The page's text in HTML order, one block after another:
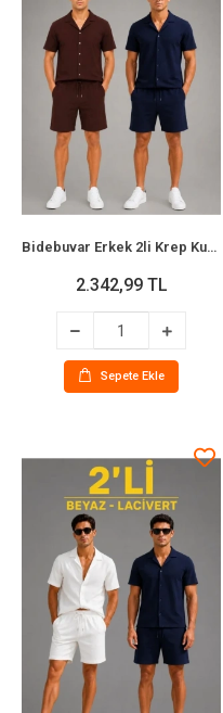
Bidebuvar Erkek 2li Krep Kumaş Cepli Gömlek Şort Takım Kısa Kollu Bağcıklı - Kahverengi - Lacivert
2.342,99 TL
Sepete Ekle